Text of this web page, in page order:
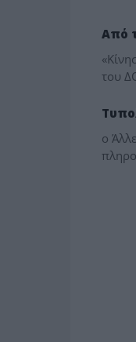
Από
του
o